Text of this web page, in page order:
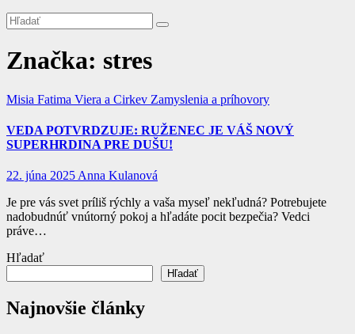
Značka: stres
Misia Fatima Viera a Cirkev Zamyslenia a príhovory
VEDA POTVRDZUJE: RUŽENEC JE VÁŠ NOVÝ
SUPERHRDINA PRE DUŠU!
22. júna 2025Anna Kulanová
Je pre vás svet príliš rýchly a vaša myseľ nekľudná? Potrebujete
nadobudnúť vnútorný pokoj a hľadáte pocit bezpečia? Vedci
práve…
Hľadať
Hľadať
Najnovšie články